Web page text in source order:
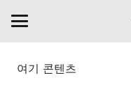
여기 콘텐츠